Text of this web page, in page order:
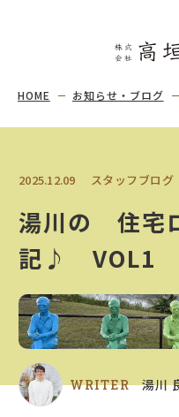
HOME お知らせ・ブログ
2025.12.09 スタッフブログ
湯川の 住宅
記♪ VOL1
WRITER 湯川